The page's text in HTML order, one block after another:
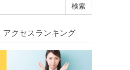
アクセスランキング